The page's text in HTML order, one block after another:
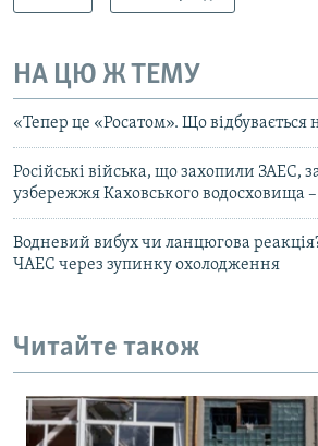
НА ЦЮ Ж ТЕМУ
«Тепер це «Росатом». Що відбувається
Російські війська, що захопили ЗАЕС,
узбережжя Каховського водосховища
Водневий вибух чи ланцюгова
ЧАЕС через зупинку охолодження
Читайте також